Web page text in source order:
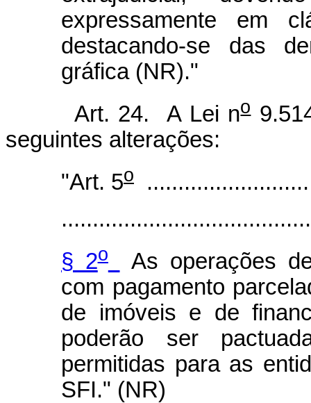
expressamente em
destacando-se das
gráfica (NR)."
Art. 24. A Lei no
seguintes alterações:
"Art. 5o
§ 2o
As operações
com pagamento
de imóveis e de
poderão ser
permitidas para as
SFI." (NR)